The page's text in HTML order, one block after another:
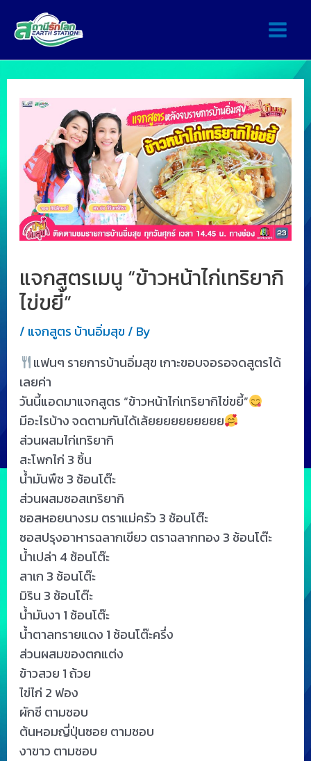
แจกสูตรเมนู “ข้าวหน้าไก่เทริยากิ
ไข่ขยี้”
/ แจกสูตร บ้านอิ่มสุข / By
แฟนๆ รายการบ้านอิ่มสุข เกาะขอบจอรอจดสูตรได้
เลยค่า
วันนี้แอดมาแจกสูตร “ข้าวหน้าไก่เทริยากิไข่ขยี้”
มีอะไรบ้าง จดตามกันได้เล้ยยยยยยยยยย
ส่วนผสมไก่เทริยากิ
สะโพกไก่ 3 ชิ้น
น้ำมันพืช 3 ช้อนโต๊ะ
ส่วนผสมซอสเทริยากิ
ซอสหอยนางรม ตราแม่ครัว 3 ช้อนโต๊ะ
ซอสปรุงอาหารฉลากเขียว ตราฉลากทอง 3 ช้อนโต๊ะ
น้ำเปล่า 4 ช้อนโต๊ะ
สาเก 3 ช้อนโต๊ะ
มิริน 3 ช้อนโต๊ะ
น้ำมันงา 1 ช้อนโต๊ะ
น้ำตาลทรายแดง 1 ช้อนโต๊ะครึ่ง
ส่วนผสมของตกแต่ง
ข้าวสวย 1 ถ้วย
ไข่ไก่ 2 ฟอง
ผักชี ตามชอบ
ต้นหอมญี่ปุ่นซอย ตามชอบ
งาขาว ตามชอบ